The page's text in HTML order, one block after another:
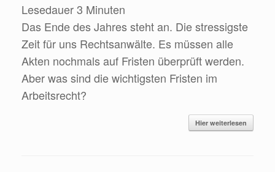
Lesedauer3 Minuten
Das Ende des Jahres steht an. Die stressigste
Zeit für uns Rechtsanwälte. Es müssen alle
Akten nochmals auf Fristen überprüft werden.
Aber was sind die wichtigsten Fristen im
Arbeitsrecht?
Hier weiterlesen